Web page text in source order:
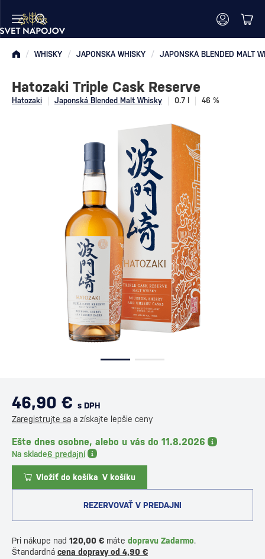
/ WHISKY / JAPONSKÁ WHISKY / JAPONSKÁ BLENDED MALT
Hatozaki Japonská Blended Malt Whisky 0.7 l 46 %
Hatozaki Triple Cask Reserve
46,90 € s DPH
Zaregistrujte sa a získajte lepšie ceny
Ešte dnes osobne, alebo u vás do 11.8.2026
Na sklade6 predajní
Vložiť do košíka V košíku
REZERVOVAŤ V PREDAJNI
Pri nákupe nad 120,00 € máte dopravu Zadarmo.
Štandardná cena dopravy od 4,90 €